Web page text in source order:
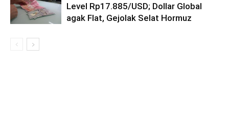
Level Rp17.885/USD; Dollar Global
agak Flat, Gejolak Selat Hormuz